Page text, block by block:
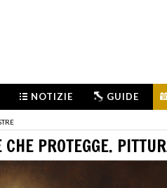
NOTIZIE GUIDE
CHE PROTEGGE.